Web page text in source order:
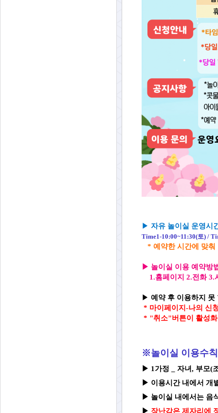
▶ 자유 놀이실 운영시
Time1-10:00~11:30(토) /
* 예약한 시간에 맞춰
▶ 놀이실 이용 예약방
1.홈페이지 2.전화 3.
▶ 예약 후 이용하지 못
* 마이페이지-나의 신
* "취소"버튼이 활성화
※놀이실 이용수
▶ 1가정 _ 자녀, 부모(
▶ 이용시간 내에서 개
▶ 놀이실 내에서는 음
▶ 장난감은 제자리에